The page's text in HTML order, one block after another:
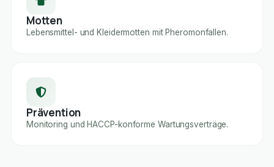
Motten
Lebensmittel- und Kleidermotten mit Pheromonfallen.
Prävention
Monitoring und HACCP-konforme Wartungsverträge.